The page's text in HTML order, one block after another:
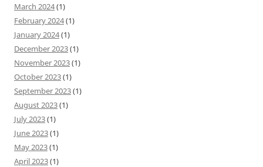
March 2024(1)
February 2024(1)
January 2024(1)
December 2023(1)
November 2023(1)
October 2023(1)
September 2023(1)
August 2023(1)
July 2023(1)
June 2023(1)
May 2023(1)
April 2023(1)